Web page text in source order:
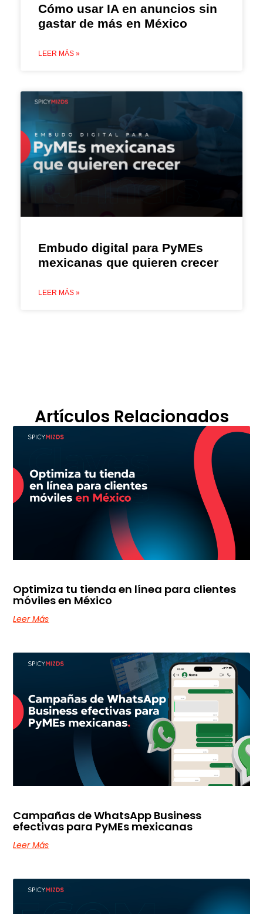
Cómo usar IA en anuncios sin
gastar de más en México
LEER MÁS »
Embudo digital para PyMEs
mexicanas que quieren crecer
LEER MÁS »
Artículos Relacionados
Optimiza tu tienda en línea para clientes
móviles en México
Leer Más
Campañas de WhatsApp Business
efectivas para PyMEs mexicanas
Leer Más